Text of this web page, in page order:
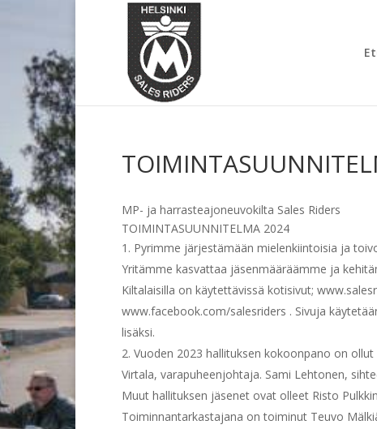
MP- ja harrasteajoneuvokilta Sales Riders
TOIMINTASUUNNITELMA 2024
Pyrimme järjestämään mielenkiintoisia ja
Yritämme kasvattaa jäsenmääräämme ja
Kiltalaisilla on käytettävissä kotisivut;
www.facebook.com/salesriders . Sivuja
lisäksi.
Vuoden 2023 hallituksen kokoonpano on
Virtala, varapuheenjohtaja. Sami Lehtonen,
Muut hallituksen jäsenet ovat olleet Risto
Toiminnantarkastajana on toiminut Teuvo